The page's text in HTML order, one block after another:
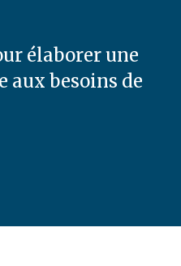
élaborer une
aux besoins de